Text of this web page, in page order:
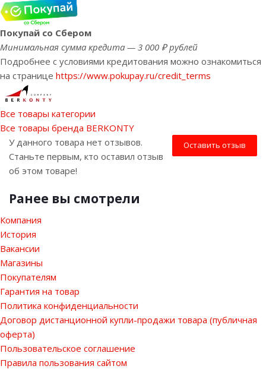
Покупай со Сбером
Минимальная сумма кредита — 3 000 ₽ рублей
Подробнее с условиями кредитования можно ознакомиться
на странице https://www.pokupay.ru/credit_terms
Все товары категории
Все товары бренда BERKONTY
Оставить отзыв
У данного товара нет отзывов.
Станьте первым, кто оставил отзыв
об этом товаре!
Ранее вы смотрели
Компания
История
Вакансии
Магазины
Покупателям
Гарантия на товар
Политика конфиденциальности
Договор дистанционной купли-продажи товара (публичная
оферта)
Пользовательское соглашение
Правила пользования сайтом